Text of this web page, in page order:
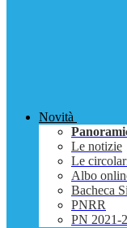
Novità
Le notizie
Le
Albo
Bacheca
PNRR
PN 2021-